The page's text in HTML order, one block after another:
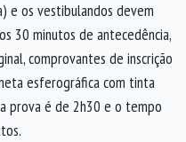
e os vestibulandos devem
30 minutos de antecedência,
comprovantes de inscrição
esferográfica com tinta
prova é de 2h30 e o tempo